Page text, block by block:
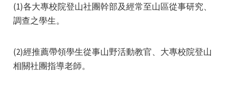
(1)各大專校院登山社團幹部及經常至山區從事研究、
調查之學生。
(2)經推薦帶領學生從事山野活動教官、大專校院登山
相關社團指導老師。